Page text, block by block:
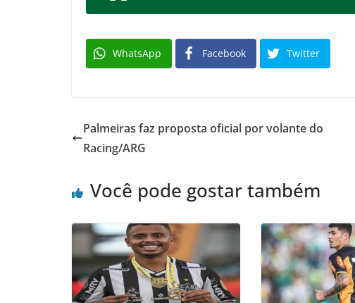
WhatsApp Facebook Twitter
Palmeiras faz proposta oficial por volante do
Racing/ARG
Você pode gostar também